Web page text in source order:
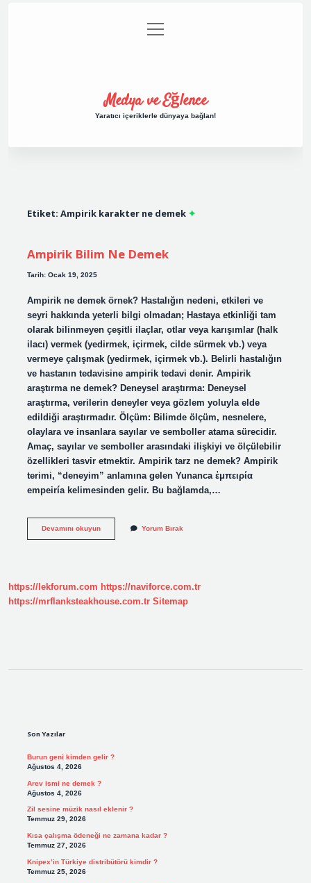
Gizlilik Politikası
menüyü
aç
Medya ve Eğlence
Yaratıcı içeriklerle dünyaya bağlan!
Etiket: Ampirik karakter ne demek
Ampirik Bilim Ne Demek
Tarih: Ocak 19, 2025
Ampirik ne demek örnek? Hastalığın nedeni, etkileri ve
seyri hakkında yeterli bilgi olmadan; Hastaya etkinliği tam
olarak bilinmeyen çeşitli ilaçlar, otlar veya karışımlar (halk
ilacı) vermek (yedirmek, içirmek, cilde sürmek vb.) veya
vermeye çalışmak (yedirmek, içirmek vb.). Belirli hastalığın
ve hastanın tedavisine ampirik tedavi denir. Ampirik
araştırma ne demek? Deneysel araştırma: Deneysel
araştırma, verilerin deneyler veya gözlem yoluyla elde
edildiği araştırmadır. Ölçüm: Bilimde ölçüm, nesnelere,
olaylara ve insanlara sayılar ve semboller atama sürecidir.
Amaç, sayılar ve semboller arasındaki ilişkiyi ve ölçülebilir
özellikleri tasvir etmektir. Ampirik tarz ne demek? Ampirik
terimi, “deneyim” anlamına gelen Yunanca ἐμπειρία
empeiría kelimesinden gelir. Bu bağlamda,…
Devamını okuyunAmpirik
Yorum Bırak
https://lekforum.com https://naviforce.com.tr
https://mrflanksteakhouse.com.tr Sitemap
Son Yazılar
Burun geni kimden gelir ?
Ağustos 4, 2026
Arev ismi ne demek ?
Ağustos 4, 2026
Zil sesine müzik nasıl eklenir ?
Temmuz 29, 2026
Kısa çalışma ödeneği ne zamana kadar ?
Temmuz 27, 2026
Knipex’in Türkiye distribütörü kimdir ?
Temmuz 25, 2026